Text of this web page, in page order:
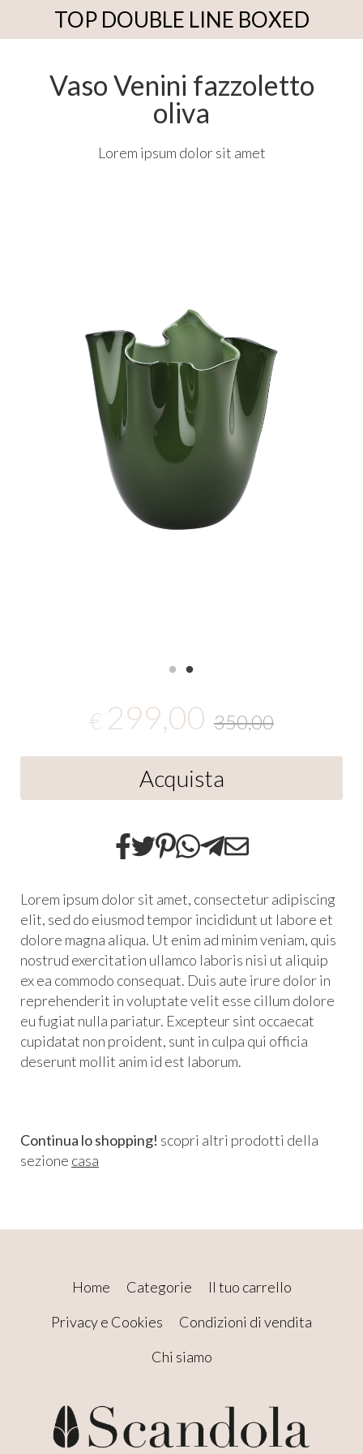
TOP DOUBLE LINE BOXED
Vaso Venini fazzoletto
oliva
Lorem ipsum dolor sit amet
€ 299,00 350,00
Acquista
Lorem ipsum dolor sit amet, consectetur adipiscing
elit, sed do eiusmod tempor incididunt ut labore et
dolore magna aliqua. Ut enim ad minim veniam, quis
nostrud exercitation ullamco laboris nisi ut aliquip
ex ea commodo consequat. Duis aute irure dolor in
reprehenderit in voluptate velit esse cillum dolore
eu fugiat nulla pariatur. Excepteur sint occaecat
cupidatat non proident, sunt in culpa qui officia
deserunt mollit anim id est laborum.
Continua lo shopping! scopri altri prodotti della
sezione casa
Home Categorie
Il tuo carrello
Privacy e Cookies
Condizioni di vendita
Chi siamo